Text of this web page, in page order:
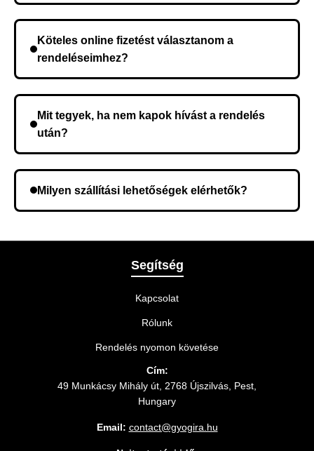
kerül, és ez az időtartam függ a szállítási címtől.
Köteles online fizetést választanom a
rendeléseimhez?
Mit tegyek, ha nem kapok hívást a rendelés
után?
meg a rendelést.
Milyen szállítási lehetőségek elérhetők?
legmegfelelőbb szállítási módot.
Segítség
Kapcsolat
Rólunk
Rendelés nyomon követése
Cím:
49 Munkácsy Mihály út, 2768 Újszilvás, Pest,
Hungary
Email: contact@gyogira.hu